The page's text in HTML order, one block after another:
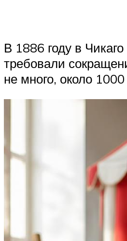
В 1886 году в
требовали
не много, около